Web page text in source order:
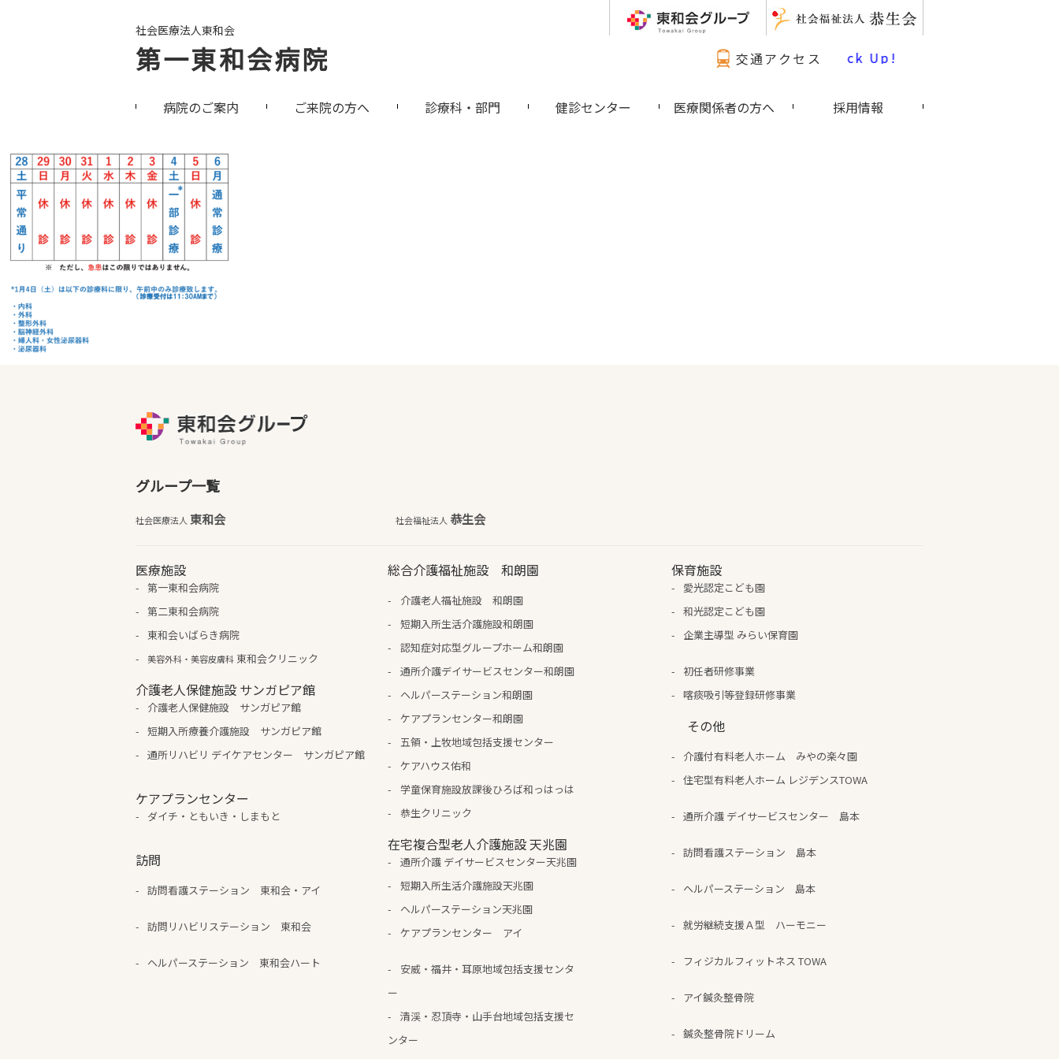
社会医療法人東和会
第一東和会病院 交通アクセス
最新情報 Pick Up!
病院のご案内 ご来院の方へ 診療科・部門 健診センター 医療関係者の方へ 採用情報
グループ一覧
社会医療法人 東和会 社会福祉法人 恭生会
医療施設
第一東和会病院
第二東和会病院
東和会いばらき病院
美容外科・美容皮膚科 東和会クリニック
介護老人保健施設 サンガピア館
介護老人保健施設 サンガピア館
短期入所療養介護施設 サンガピア館
通所リハビリ デイケアセンター サンガピア館
ケアプランセンター
ダイチ・ともいき・しまもと
訪問
訪問看護ステーション 東和会・アイ
訪問リハビリステーション 東和会
ヘルパーステーション 東和会ハート
総合介護福祉施設 和朗園
介護老人福祉施設 和朗園
短期入所生活介護施設和朗園
認知症対応型グループホーム和朗園
通所介護デイサービスセンター和朗園
ヘルパーステーション和朗園
ケアプランセンター和朗園
五領・上牧地域包括支援センター
ケアハウス佑和
学童保育施設放課後ひろば和っはっは
恭生クリニック
在宅複合型老人介護施設 天兆園
通所介護 デイサービスセンター天兆園
短期入所生活介護施設天兆園
ヘルパーステーション天兆園
ケアプランセンター アイ
安威・福井・耳原地域包括支援センタ
ー
清渓・忍頂寺・山手台地域包括支援セ
ンター
保育施設
愛光認定こども園
和光認定こども園
企業主導型 みらい保育園
初任者研修事業
喀痰吸引等登録研修事業
その他
介護付有料老人ホーム みやの楽々園
住宅型有料老人ホーム レジデンスTOWA
通所介護 デイサービスセンター 島本
訪問看護ステーション 島本
ヘルパーステーション 島本
就労継続支援Ａ型 ハーモニー
フィジカルフィットネス TOWA
アイ鍼灸整骨院
鍼灸整骨院ドリーム